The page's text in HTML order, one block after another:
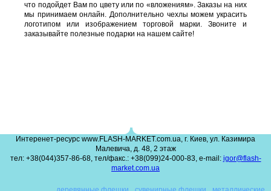
что подойдет Вам по цвету или по «вложениям». Заказы на них
мы принимаем онлайн. Дополнительно чехлы можем украсить
логотипом или изображением торговой марки. Звоните и
заказывайте полезные подарки на нашем сайте!
Интеренет-ресурс www.FLASH-MARKET.com.ua, г. Киев, ул. Казимира
Малевича, д. 48, 2 этаж
тел: +38(044)357-86-68, тел/факс.: +38(099)24-000-83, e-mail: igor@flash-
market.com.ua